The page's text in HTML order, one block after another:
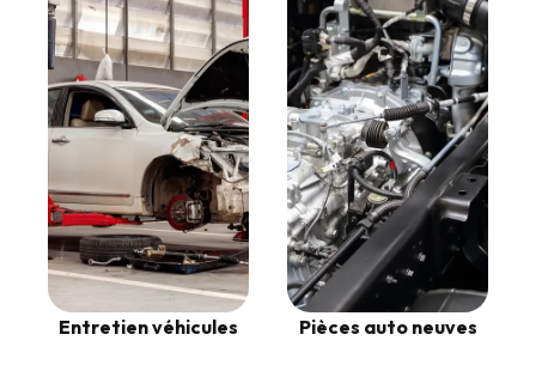
Entretien véhicules Pièces auto neuves